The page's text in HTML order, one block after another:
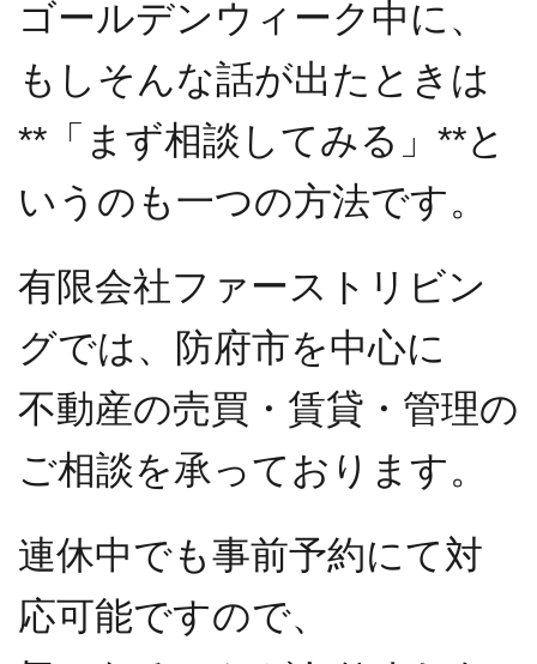
ゴールデンウィーク中に、
もしそんな話が出たときは
**「まず相談してみる」**と
いうのも一つの方法です。
有限会社ファーストリビン
グでは、防府市を中心に
不動産の売買・賃貸・管理の
ご相談を承っております。
連休中でも事前予約にて対
応可能ですので、